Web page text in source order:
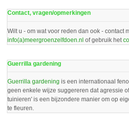
Contact, vragen/opmerkingen
Wilt u - om wat voor reden dan ook - contact
info(a)meergroenzelfdoen.nl of gebruik het
Guerrilla gardening
Guerrilla gardening is een internationaal
geen enkele wijze suggereren dat agressie
tuinieren' is een bijzondere manier om op
te fleuren.